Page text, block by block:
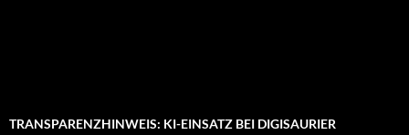
TRANSPARENZHINWEIS: KI-EINSATZ BEI DIGISAURIER